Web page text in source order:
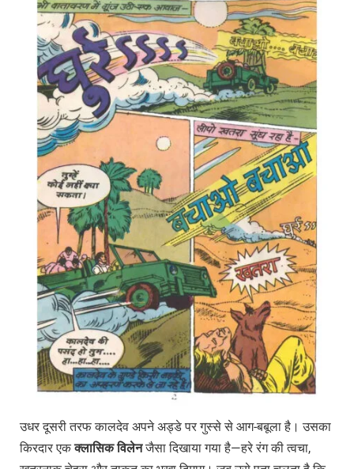
उधर दूसरी तरफ कालदेव अपने अड्डे पर गुस्से से आग-बबूला है। उसका
किरदार एकक्लासिकविलेनजैसा दिखाया गया है—हरे रंग की त्वचा,